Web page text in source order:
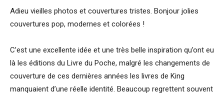
Adieu vieilles photos et couvertures tristes. Bonjour jolies
couvertures pop, modernes et colorées !
C’est une excellente idée et une très belle inspiration qu’ont eu
là les éditions du Livre du Poche, malgré les changements de
couverture de ces dernières années les livres de King
manquaient d’une réelle identité. Beaucoup regrettent souvent